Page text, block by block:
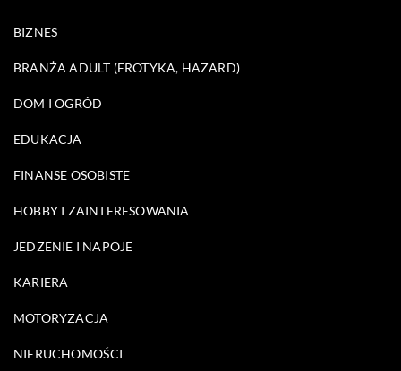
BIZNES
BRANŻA ADULT (EROTYKA, HAZARD)
DOM I OGRÓD
EDUKACJA
FINANSE OSOBISTE
HOBBY I ZAINTERESOWANIA
JEDZENIE I NAPOJE
KARIERA
MOTORYZACJA
NIERUCHOMOŚCI